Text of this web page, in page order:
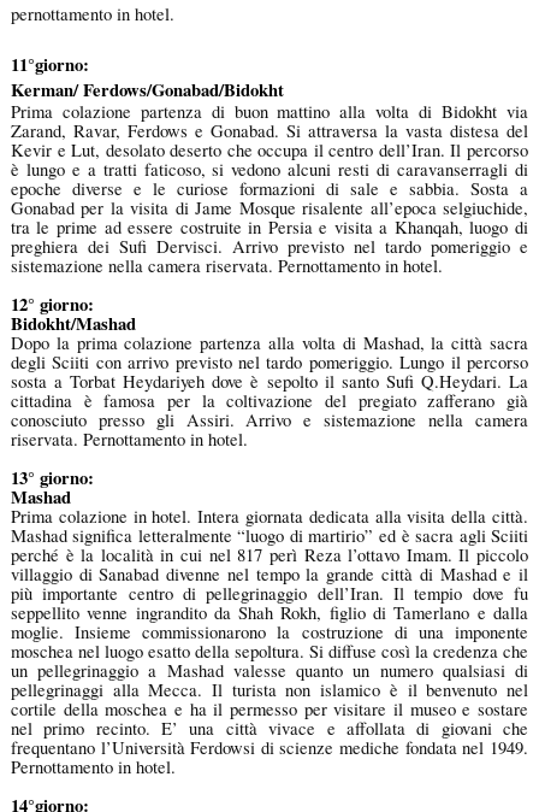
pernottamento in hotel.
11°giorno:
Kerman/ Ferdows/Gonabad/Bidokht
Prima colazione partenza di buon mattino alla volta di Bidokht via
Zarand, Ravar, Ferdows e Gonabad. Si attraversa la vasta distesa del
Kevir e Lut, desolato deserto che occupa il centro dell’Iran. Il percorso
è lungo e a tratti faticoso, si vedono alcuni resti di caravanserragli di
epoche diverse e le curiose formazioni di sale e sabbia. Sosta a
Gonabad per la visita di Jame Mosque risalente all’epoca selgiuchide,
tra le prime ad essere costruite in Persia e visita a Khanqah, luogo di
preghiera dei Sufi Dervisci. Arrivo previsto nel tardo pomeriggio e
sistemazione nella camera riservata. Pernottamento in hotel.
12° giorno:
Bidokht/Mashad
Dopo la prima colazione partenza alla volta di Mashad, la città sacra
degli Sciiti con arrivo previsto nel tardo pomeriggio. Lungo il percorso
sosta a Torbat Heydariyeh dove è sepolto il santo Sufi Q.Heydari. La
cittadina è famosa per la coltivazione del pregiato zafferano già
conosciuto presso gli Assiri. Arrivo e sistemazione nella camera
riservata. Pernottamento in hotel.
13° giorno:
Mashad
Prima colazione in hotel. Intera giornata dedicata alla visita della città.
Mashad significa letteralmente “luogo di martirio” ed è sacra agli Sciiti
perché è la località in cui nel 817 perì Reza l’ottavo Imam. Il piccolo
villaggio di Sanabad divenne nel tempo la grande città di Mashad e il
più importante centro di pellegrinaggio dell’Iran. Il tempio dove fu
seppellito venne ingrandito da Shah Rokh, figlio di Tamerlano e dalla
moglie. Insieme commissionarono la costruzione di una imponente
moschea nel luogo esatto della sepoltura. Si diffuse così la credenza che
un pellegrinaggio a Mashad valesse quanto un numero qualsiasi di
pellegrinaggi alla Mecca. Il turista non islamico è il benvenuto nel
cortile della moschea e ha il permesso per visitare il museo e sostare
nel primo recinto. E’ una città vivace e affollata di giovani che
frequentano l’Università Ferdowsi di scienze mediche fondata nel 1949.
Pernottamento in hotel.
14°giorno: